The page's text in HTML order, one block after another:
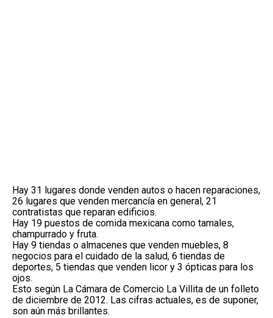
Hay 31 lugares donde venden autos o hacen reparaciones,
26 lugares que venden mercancía en general, 21
contratistas que reparan edificios.
Hay 19 puestos de comida mexicana como tamales,
champurrado y fruta.
Hay 9 tiendas o almacenes que venden muebles, 8
negocios para el cuidado de la salud, 6 tiendas de
deportes, 5 tiendas que venden licor y 3 ópticas para los
ojos.
Esto según La Cámara de Comercio La Villita de un folleto
de diciembre de 2012. Las cifras actuales, es de suponer,
son aún más brillantes.